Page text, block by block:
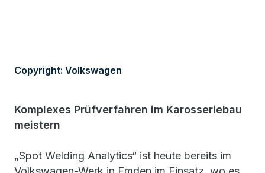
Copyright: Volkswagen
Komplexes Prüfverfahren im Karosseriebau
meistern
„Spot Welding Analytics“ ist heute bereits im